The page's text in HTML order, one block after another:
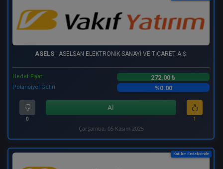
ASELS- ASELSAN ELEKTRONİK SANAYİ VE TİCARET A.Ş.
Hedef Fiyat 272.00 ₺
Potansiyel Getiri %0.00
0
Al
1
Çarşamba, 05 Kasım 2025
Katılım Endeksinde